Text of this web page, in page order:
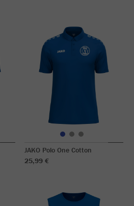
JAKO Polo One Cotton
25,99 €